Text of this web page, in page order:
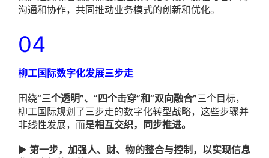
沟通和协作，共同推动业务模式的创新和优化。
04
柳工国际数字化发展三步走
围绕“三个透明”、“四个击穿”和“双向融合”三个目标，
柳工国际规划了三步走的数字化转型战略，这些步骤并
非线性发展，而是相互交织，同步推进。
▶ 第一步，加强人、财、物的整合与控制，以实现信息